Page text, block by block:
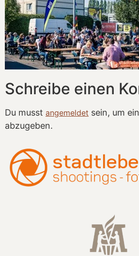
Schreibe einen
Du musst angemeldet sein, um
abzugeben.